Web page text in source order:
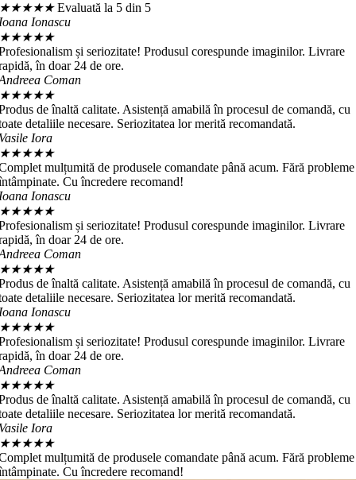
★★★★ Evaluată la 5 din 5
Ionascu
★★★★
și seriozitate! Produsul corespunde imaginilor. Livrare
în doar 24 de ore.
Coman
★★★★
de înaltă calitate. Asistență amabilă în procesul de comandă, cu
detaliile necesare. Seriozitatea lor merită recomandată.
Iora
★★★★
mulțumită de produsele comandate până acum. Fără probleme
Cu încredere recomand!
Ionascu
★★★★
și seriozitate! Produsul corespunde imaginilor. Livrare
în doar 24 de ore.
Coman
★★★★
de înaltă calitate. Asistență amabilă în procesul de comandă, cu
detaliile necesare. Seriozitatea lor merită recomandată.
Ionascu
★★★★
și seriozitate! Produsul corespunde imaginilor. Livrare
în doar 24 de ore.
Coman
★★★★
de înaltă calitate. Asistență amabilă în procesul de comandă, cu
detaliile necesare. Seriozitatea lor merită recomandată.
Iora
★★★★
mulțumită de produsele comandate până acum. Fără probleme
Cu încredere recomand!